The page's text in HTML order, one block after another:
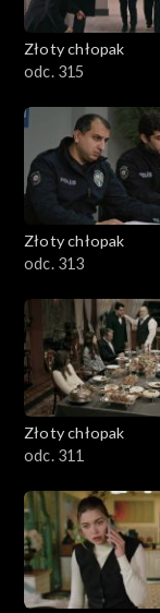
Złoty chłopak
odc. 315
Złoty chłopak
odc. 313
Złoty chłopak
odc. 311